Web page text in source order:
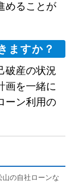
めることが
ますか？
破産の状況
画を一緒に
ーン利用の
の自社ローンな